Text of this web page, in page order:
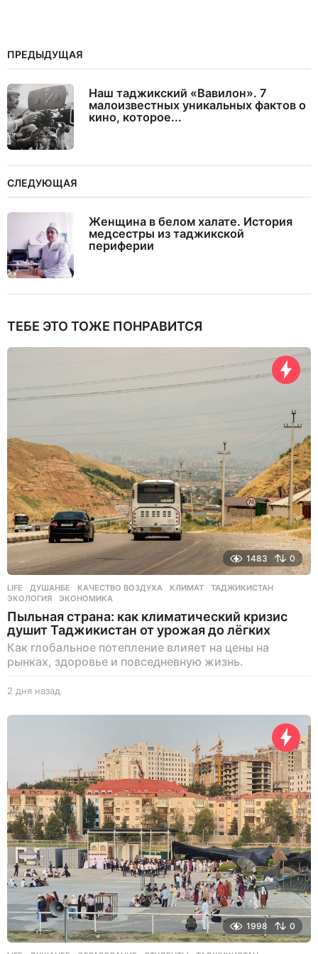
ПРЕДЫДУЩАЯ
Наш таджикский «Вавилон». 7
малоизвестных уникальных фактов о
кино, которое...
СЛЕДУЮЩАЯ
Женщина в белом халате. История
медсестры из таджикской
периферии
ТЕБЕ ЭТО ТОЖЕ ПОНРАВИТСЯ
1483 0
LIFE ДУШАНБЕ ,КАЧЕСТВО ВОЗДУХА ,КЛИМАТ ,ТАДЖИКИСТАН
ЭКОЛОГИЯ
,ЭКОНОМИКА
Пыльная страна: как климатический кризис
душит Таджикистан от урожая до лёгких
Как глобальное потепление влияет на цены на
рынках, здоровье и повседневную жизнь.
2 дня назад
н
а
д
1998 0